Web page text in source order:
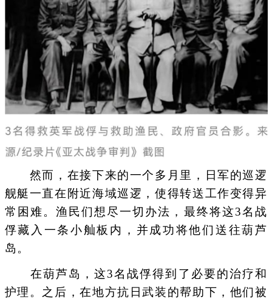
然而，在接下来的一个多月里，日军的巡逻
舰艇一直在附近海域巡逻，使得转送工作变得异
常困难。渔民们想尽一切办法，最终将这3名战
俘藏入一条小舢板内，并成功将他们送往葫芦
岛。
在葫芦岛，这3名战俘得到了必要的治疗和
护理。之后，在地方抗日武装的帮助下，他们被